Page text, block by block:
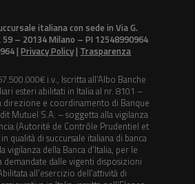
italiana con sede in Via G.
– 20134 Milano – PI 12548990964
|Privacy Policy| Trasparenza
i.v., Iscritta all’Albo Banche
esteri abilitati in Italia al nr. 8101 –
direzione e coordinamento di Banque
Mutuel S.A. – soggetta alla vigilanza
(Autorité de Contrôle Prudentiel et
qualità di succursale italiana di banca
vigilanza della Banca d’Italia, per le
demandate dalle vigenti disposizioni
all’esercizio dell’attività di